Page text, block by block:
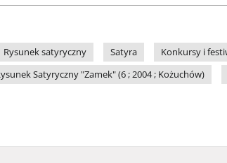
Rysunek satyryczny Satyra
Konkursy i
Satyryczny "Zamek" (6 ; 2004 ; Kożuchów)